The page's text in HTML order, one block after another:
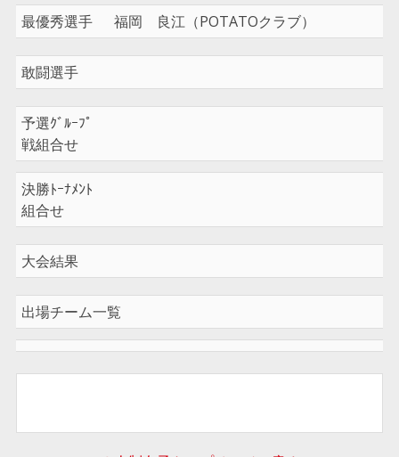
最優秀選手 福岡 良江（POTATOクラブ）
敢闘選手
予選ｸﾞﾙｰﾌﾟ
戦組合せ
決勝ﾄｰﾅﾒﾝﾄ
組合せ
大会結果
出場チーム一覧